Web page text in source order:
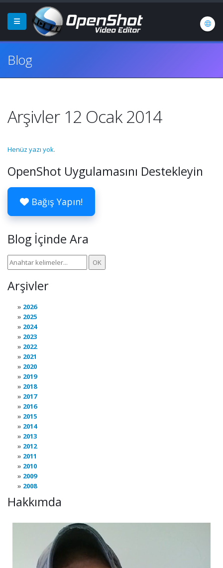
Blog
Arşivler 12 Ocak 2014
Henüz yazı yok.
OpenShot Uygulamasını Destekleyin
Bağış Yapın!
Blog İçinde Ara
Arşivler
2026
2025
2024
2023
2022
2021
2020
2019
2018
2017
2016
2015
2014
2013
2012
2011
2010
2009
2008
Hakkımda